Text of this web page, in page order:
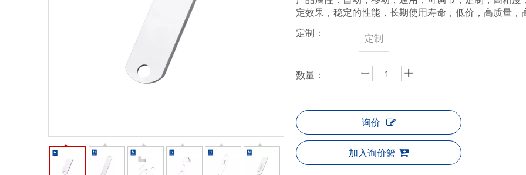
定效果，稳定的性能，长期使用寿命，低价，高质量
定制：
定制
数量：
询价
加入询价篮